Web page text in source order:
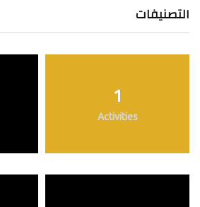
التصنيفات
1
Activities